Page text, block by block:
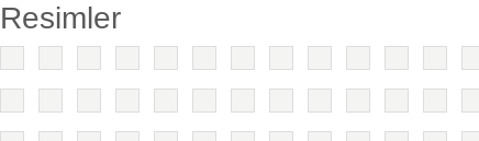
Resimler